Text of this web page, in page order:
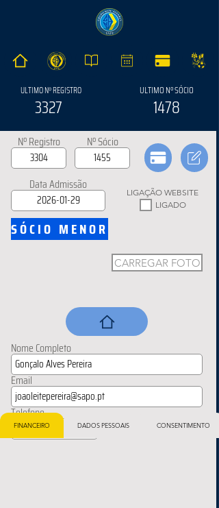
ULTIMO Nº REGISTRO
3327
ULTIMO Nº SÓCIO
1478
Nº Registro Nº Sócio
Data Admissão
LIGAÇÃO WEBSITE
LIGADO
SÓCIO MENOR
CARREGAR FOTO
Nome Completo
Email
Telefone
FINANCEIRO DADOS PESSOAIS CONSENTIMENTO